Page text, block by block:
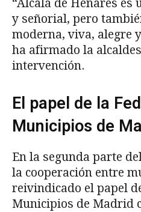
“Alcalá de Henares
y señorial, pero
moderna, viva, alegre
ha afirmado la
intervención.
El papel de la
Municipios de
En la segunda parte
la cooperación entre
reivindicado el papel
Municipios de Madrid